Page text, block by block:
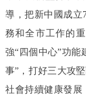
導，把新中國成立
務和全市工作的
強“四個中心”功能
事”，打好三大攻
社會持續健康發展